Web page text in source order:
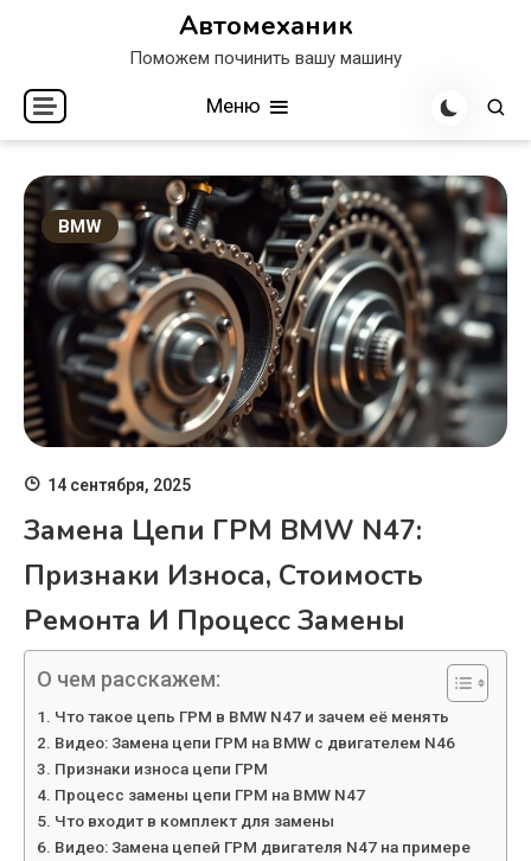
Автомеханик
Поможем починить вашу машину
Меню
BMW
14 сентября, 2025
Замена Цепи ГРМ BMW N47:
Признаки Износа, Стоимость
Ремонта И Процесс Замены
О чем расскажем:
Что такое цепь ГРМ в BMW N47 и зачем её менять
Видео: Замена цепи ГРМ на BMW с двигателем N46
Признаки износа цепи ГРМ
Процесс замены цепи ГРМ на BMW N47
Что входит в комплект для замены
Видео: Замена цепей ГРМ двигателя N47 на примере